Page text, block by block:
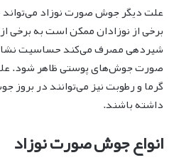
علت دیگر جوش صورت نوزاد
برخی از نوزادان ممکن است به برخی
شیردهی مصرف می‌کند حساسیت نشان
صورت جوش‌های پوستی ظاهر شود.
گرما و رطوبت نیز می‌توانند در
داشته باشند.
انواع جوش صورت نوزاد